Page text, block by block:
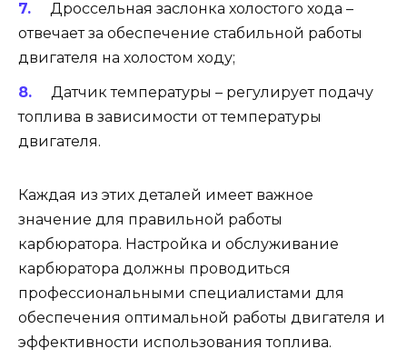
Дроссельная заслонка холостого хода –
отвечает за обеспечение стабильной работы
двигателя на холостом ходу;
Датчик температуры – регулирует подачу
топлива в зависимости от температуры
двигателя.
Каждая из этих деталей имеет важное
значение для правильной работы
карбюратора. Настройка и обслуживание
карбюратора должны проводиться
профессиональными специалистами для
обеспечения оптимальной работы двигателя и
эффективности использования топлива.